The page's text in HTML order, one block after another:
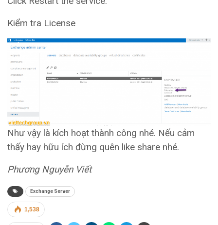
Kiểm tra License
Như vậy là kích hoạt thành công nhé. Nếu cảm
thấy hay hữu ích đừng quên like share nhé.
Phương Nguyễn Viết
Exchange Server
1,538